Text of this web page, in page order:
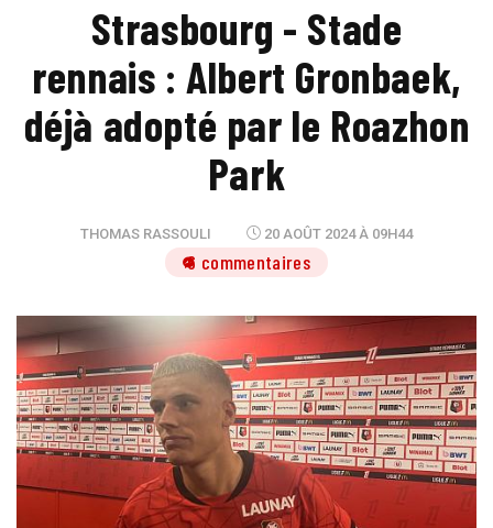
Strasbourg - Stade
rennais : Albert Gronbaek,
déjà adopté par le Roazhon
Park
THOMAS RASSOULI 20 AOÛT 2024 À 09H44
6 commentaires